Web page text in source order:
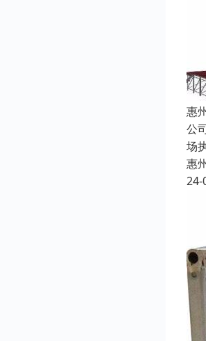
惠
公
场
惠
24-